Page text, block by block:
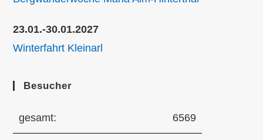
23.01.-30.01.2027
Winterfahrt Kleinarl
Besucher
gesamt: 6569